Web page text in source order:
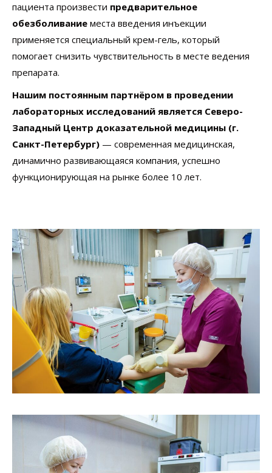
пациента произвести предварительное
обезболивание места введения инъекции
применяется специальный крем-гель, который
помогает снизить чувствительность в месте ведения
препарата.
Нашим постоянным партнёром в проведении
лабораторных исследований является Северо-
Западный Центр доказательной медицины (г.
Санкт-Петербург) — современная медицинская,
динамично развивающаяся компания, успешно
функционирующая на рынке более 10 лет.